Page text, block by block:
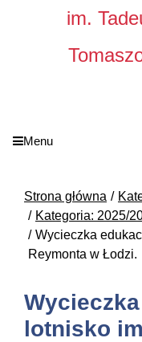
im.
Menu
Strona główna
Kategoria: 2025/
Wycieczka
Reymonta w Łodzi.
lotnisko